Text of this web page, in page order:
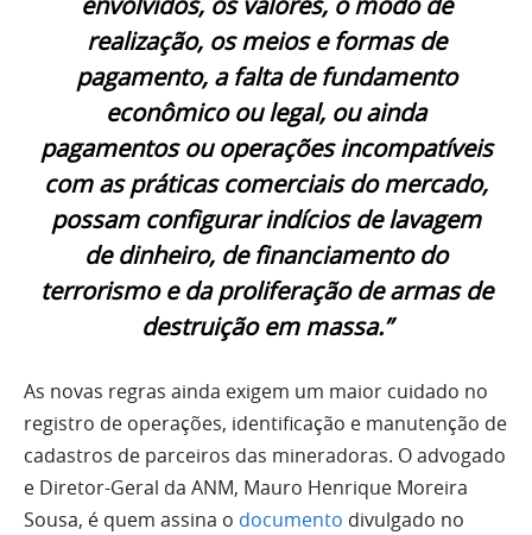
realização, os meios e formas de
pagamento, a falta de fundamento
econômico ou legal, ou ainda
pagamentos ou operações incompatíveis
com as práticas comerciais do mercado,
possam configurar indícios de lavagem
de dinheiro, de financiamento do
terrorismo e da proliferação de armas de
destruição em massa.”
As novas regras ainda exigem um maior cuidado no
registro de operações, identificação e manutenção de
cadastros de parceiros das mineradoras. O advogado
e Diretor-Geral da ANM, Mauro Henrique Moreira
Sousa, é quem assina o documento divulgado no